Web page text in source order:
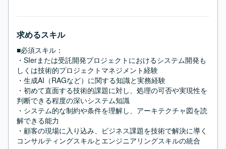
求めるスキル
■必須スキル：
・SIerまたは受託開発プロジェクトにおけるシステム開発も
しくは技術的プロジェクトマネジメント経験
・生成AI（RAGなど）に関する知識と実務経験
・初めて直面する技術的課題に対し、処理の可否や実現性を
判断できる程度の深いシステム知識
・システム的な制約や条件を理解し、アーキテクチャ図を読
解できる能力
・顧客の現場に入り込み、ビジネス課題を技術で解決に導く
コンサルティングスキルとエンジニアリングスキルの統合